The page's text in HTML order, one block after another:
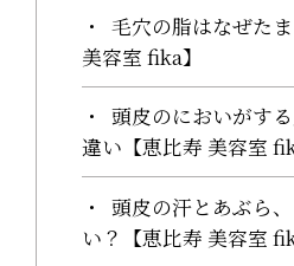
毛穴の脂はなぜた
美容室 fika】
頭皮のにおいがす
違い【恵比寿 美容室
頭皮の汗とあぶら
い？【恵比寿 美容室